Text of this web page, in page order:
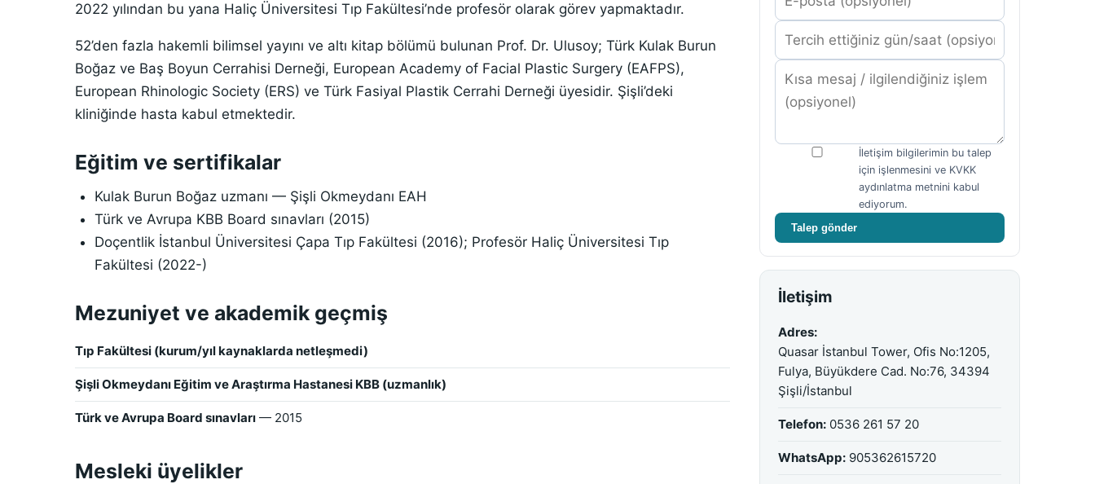
2022 yılından bu yana Haliç Üniversitesi Tıp Fakültesi’nde profesör olarak görev yapmaktadır.
52’den fazla hakemli bilimsel yayını ve altı kitap bölümü bulunan Prof. Dr. Ulusoy; Türk Kulak Burun
Boğaz ve Baş Boyun Cerrahisi Derneği, European Academy of Facial Plastic Surgery (EAFPS),
European Rhinologic Society (ERS) ve Türk Fasiyal Plastik Cerrahi Derneği üyesidir. Şişli’deki
kliniğinde hasta kabul etmektedir.
Eğitim ve sertifikalar
Kulak Burun Boğaz uzmanı — Şişli Okmeydanı EAH
Türk ve Avrupa KBB Board sınavları (2015)
Doçentlik İstanbul Üniversitesi Çapa Tıp Fakültesi (2016); Profesör Haliç Üniversitesi Tıp
Fakültesi (2022-)
Mezuniyet ve akademik geçmiş
Tıp Fakültesi (kurum/yıl kaynaklarda netleşmedi)
Şişli Okmeydanı Eğitim ve Araştırma Hastanesi KBB (uzmanlık)
Türk ve Avrupa Board sınavları — 2015
Mesleki üyelikler
İletişim bilgilerimin bu talep
için işlenmesini ve KVKK
aydınlatma metnini kabul
ediyorum.
Talep gönder
İletişim
Adres:
Quasar İstanbul Tower, Ofis No:1205,
Fulya, Büyükdere Cad. No:76, 34394
Şişli/İstanbul
Telefon: 0536 261 57 20
WhatsApp: 905362615720